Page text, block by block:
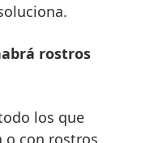
rostros
los que
o con rostros